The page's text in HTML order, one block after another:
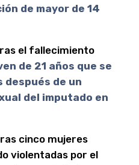
de mayor de 14
el fallecimiento
de 21 años que se
después de un
del imputado en
cinco mujeres
violentadas por el